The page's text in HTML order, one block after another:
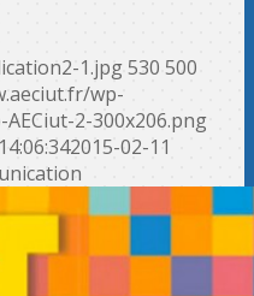
1.jpg530 500
wp-
2-300x206.png
2015-02-11